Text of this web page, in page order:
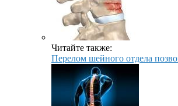
Читайте также:
Перелом шейного отдела